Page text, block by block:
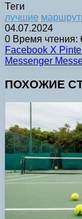
Теги
лучшие
04.07.2024
0 Время чтения:
Facebook X
Messenger
ПОХОЖИЕ